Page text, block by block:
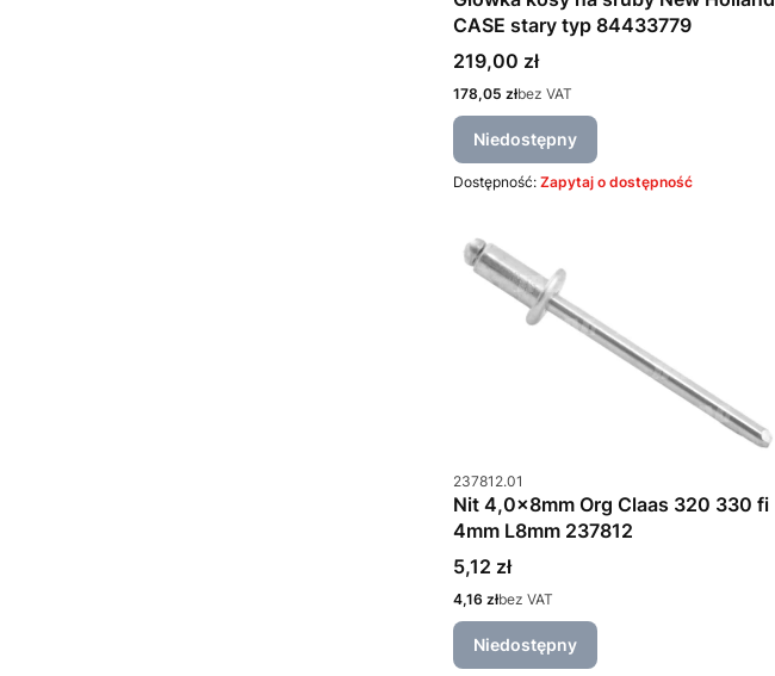
CASE stary typ 84433779
Cena
219,00 zł
Cena
178,05 złbez VAT
Niedostępny
Dostępność: Zapytaj o dostępność
Kod produktu
237812.01
Nit 4,0x8mm Org Claas 320 330 fi
4mm L8mm 237812
Cena
5,12 zł
Cena
4,16 złbez VAT
Niedostępny